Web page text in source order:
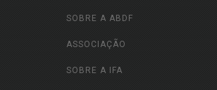
SOBRE A ABDF
ASSOCIAÇÃO
SOBRE A IFA